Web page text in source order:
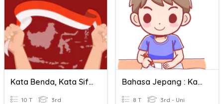
Kata Benda, Kata Sifat, Kata Kerja
10 T 3rd
Bahasa Jepang : Kata Sifat-NA
8 T 3rd - Uni